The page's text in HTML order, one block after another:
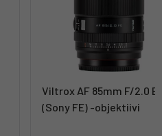
Viltrox AF 85mm F/2.0
(Sony FE) -objektiivi